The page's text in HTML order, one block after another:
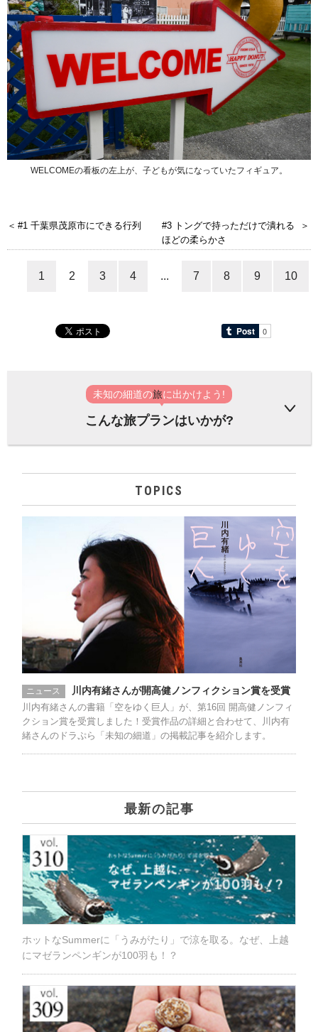
WELCOMEの看板の左上が、子どもが気になっていたフィギュア。
#1 千葉県茂原市にできる行列
#3 トングで持っただけで潰れる
ほどの柔らかさ
1 2 3 4 ... 7 8 9 10
未知の細道の旅に出かけよう!
こんな旅プランはいかが?
TOPICS
ニュース 川内有緒さんが開高健ノンフィクション賞を受賞
川内有緒さんの書籍「空をゆく巨人」が、第16回 開高健ノンフィ
クション賞を受賞しました！受賞作品の詳細と合わせて、川内有
緒さんのドラぷら「未知の細道」の掲載記事を紹介します。
最新の記事
ホットなSummerに「うみがたり」で涼を取る。なぜ、上越
にマゼランペンギンが100羽も！？